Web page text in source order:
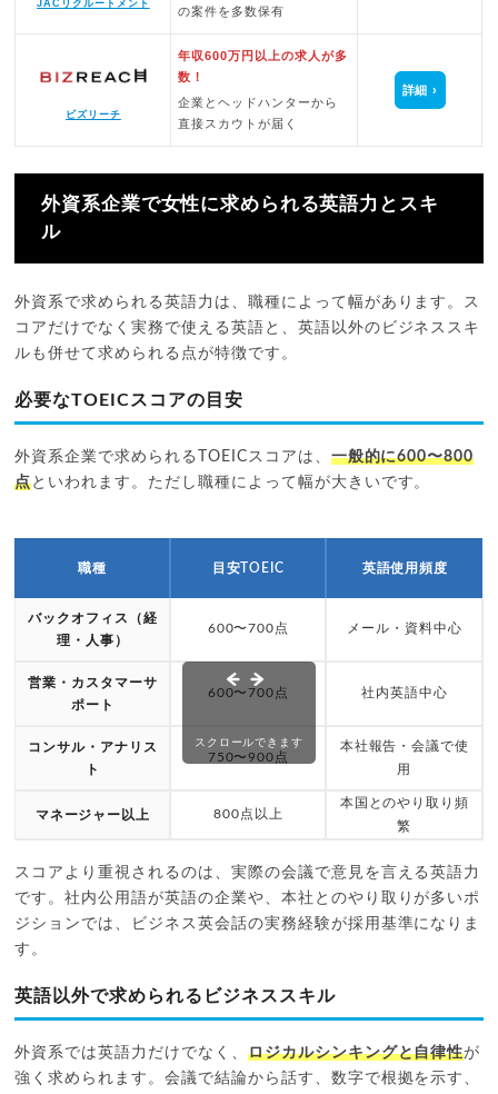
JACリクルートメント
の案件を多数保有
ビズリーチ
年収600万円以上の求人が多
数！
企業とヘッドハンターから
直接スカウトが届く
詳細
外資系企業で女性に求められる英語力とスキ
ル
外資系で求められる英語力は、職種によって幅があります。ス
コアだけでなく実務で使える英語と、英語以外のビジネススキ
ルも併せて求められる点が特徴です。
必要なTOEICスコアの目安
外資系企業で求められるTOEICスコアは、 一般的に600〜800
点といわれます。ただし職種によって幅が大きいです。
職種 目安TOEIC 英語使用頻度
バックオフィス（経
理・人事）
600〜700点 メール・資料中心
営業・カスタマーサ
ポート
600〜700点 社内英語中心
コンサル・アナリス
ト
750〜900点
本社報告・会議で使
用
マネージャー以上 800点以上
本国とのやり取り頻
繁
スクロールできます
スコアより重視されるのは、実際の会議で意見を言える英語力
です。社内公用語が英語の企業や、本社とのやり取りが多いポ
ジションでは、ビジネス英会話の実務経験が採用基準になりま
す。
英語以外で求められるビジネススキル
外資系では英語力だけでなく、 ロジカルシンキングと自律性が
強く求められます。会議で結論から話す、数字で根拠を示す、